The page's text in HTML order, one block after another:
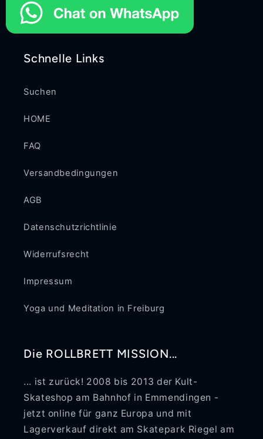
Schnelle Links
Suchen
HOME
FAQ
Versandbedingungen
AGB
Datenschutzrichtlinie
Widerrufsrecht
Impressum
Yoga und Meditation in Freiburg
Die ROLLBRETT MISSION...
... ist zurück! 2008 bis 2013 der Kult-
Skateshop am Bahnhof in Emmendingen -
jetzt online für ganz Europa und mit
Lagerverkauf direkt am Skatepark Riegel am